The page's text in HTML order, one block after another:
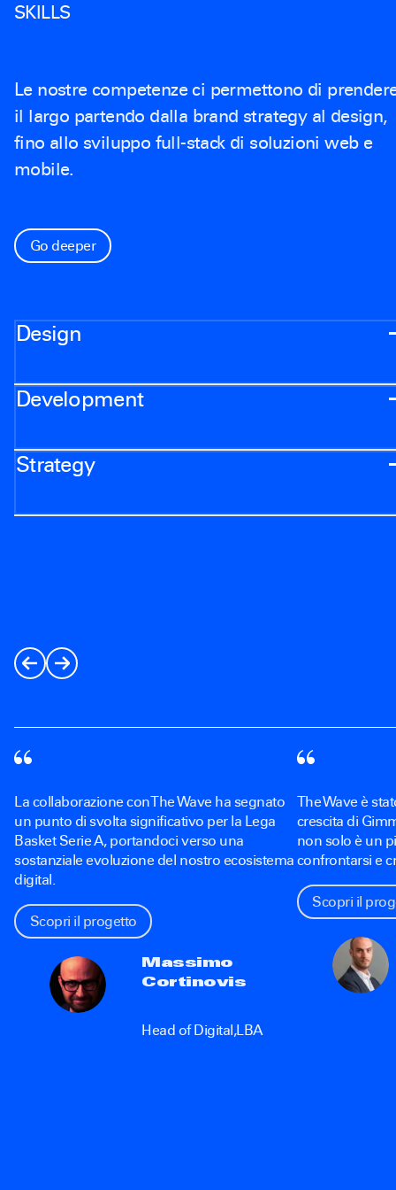
SKILLS
Le nostre competenze ci permettono di
il largo partendo dalla brand strategy al design,
fino allo sviluppo full-stack di soluzioni web e
mobile.
Go deeper
Design
Development
Strategy
La collaborazione con The Wave ha segnato
un punto di svolta significativo per la Lega
Basket Serie A, portandoci verso una
sostanziale evoluzione del nostro ecosistema
digital.
Scopri il progetto
Massimo
Cortinovis
Head of Digital,LBA
The Wave è
crescita di
non solo è un
confrontarsi e
Scopri il